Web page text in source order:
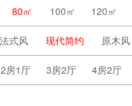
80㎡ 100㎡ 120㎡
法式风 现代简约 原木风
2房1厅 3房2厅 4房2厅